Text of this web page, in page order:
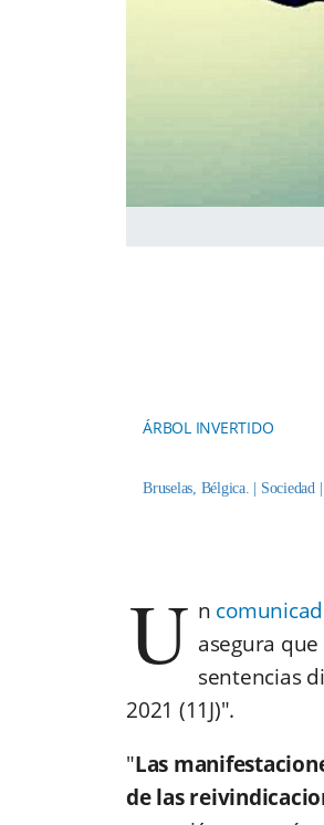
ÁRBOL INVERTIDO
Bruselas, Bélgica. | Sociedad |
U n
asegura
sentencias
2021 (11J)".
"Las
de las